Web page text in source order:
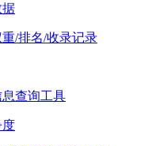
据
/排名/收录记录
查询工具
度